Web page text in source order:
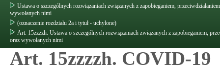
Ustawa o szczególnych rozwiązaniach związanych z zapobieganiem,
wywołanych nimi
(oznaczenie rozdziału 2a i tytuł - uchylone)
Art. 15zzzzh. Ustawa o szczególnych rozwiązaniach związanych z zapobieganiem,
oraz wywołanych nimi
Art. 15zzzzh. COVID-19